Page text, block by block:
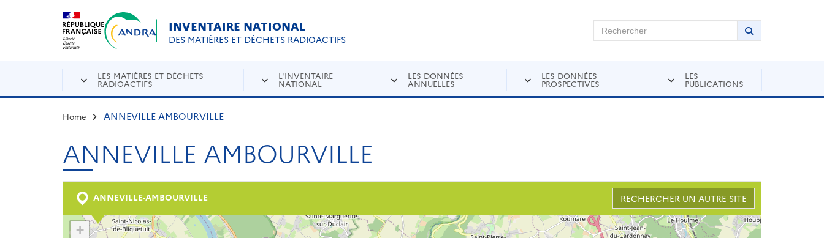
Aller au contenu principal
INVENTAIRE NATIONAL
DES MATIÈRES ET DÉCHETS RADIOACTIFS
Rechercher sur Andra Inventaire Rechercher
Lancer la
LES MATIÈRES ET DÉCHETS
RADIOACTIFS
L'INVENTAIRE
NATIONAL
LES DONNÉES
ANNUELLES
LES DONNÉES
PROSPECTIVES
LES
PUBLICATIONS
Home ANNEVILLE AMBOURVILLE
ANNEVILLE AMBOURVILLE
ANNEVILLE-AMBOURVILLE RECHERCHER UN AUTRE SITE
+